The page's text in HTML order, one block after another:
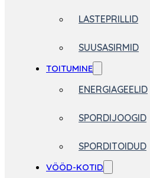
LASTEPRILLID
SUUSASIRMID
TOITUMINE
ENERGIAGEELID
SPORDIJOOGID
SPORDITOIDUD
VÖÖD-KOTID